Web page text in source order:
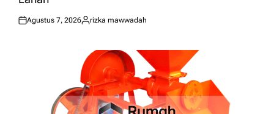
Posted
Agustus 7, 2026
Posted
rizka mawwadah